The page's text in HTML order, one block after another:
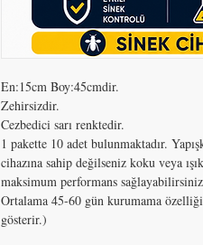
En:15cm Boy:45cmdir.
Zehirsizdir.
Cezbedici sarı renktedir.
1 pakette 10 adet bulunmaktadır.
cihazına sahip değilseniz koku veya
maksimum performans
Ortalama 45-60 gün kurumama
gösterir.)